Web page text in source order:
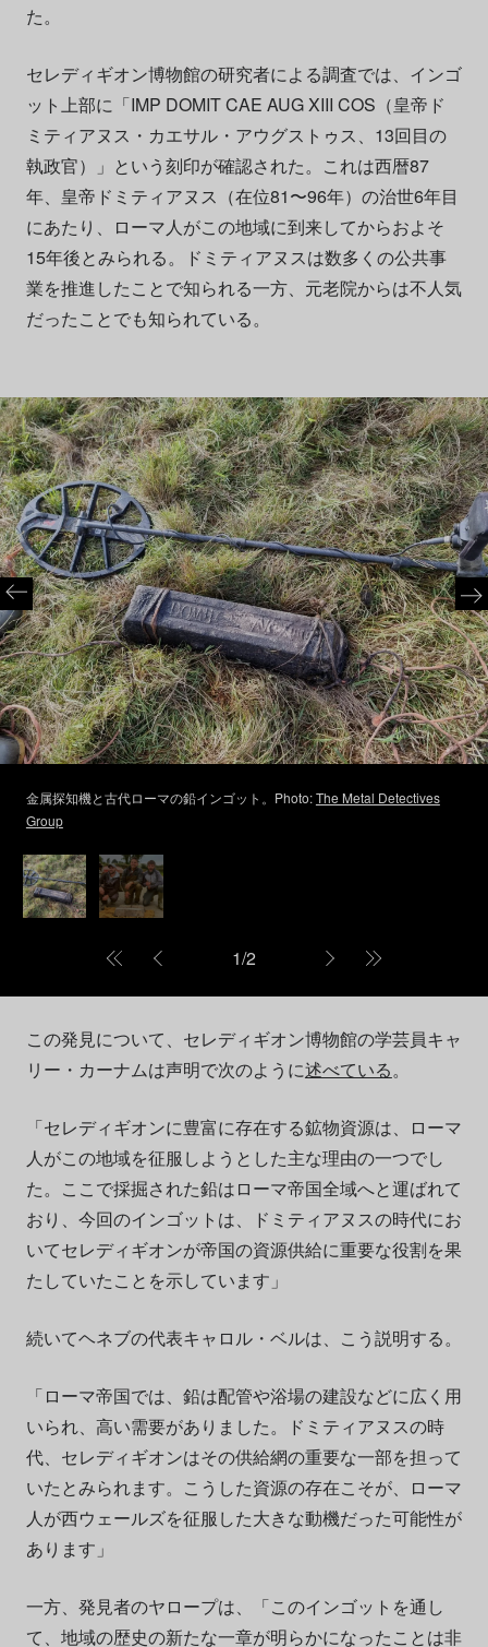
た。
セレディギオン博物館の研究者による調査では、インゴ
ット上部に「IMP DOMIT CAE AUG XIII COS（皇帝ド
ミティアヌス・カエサル・アウグストゥス、13回目の
執政官）」という刻印が確認された。これは西暦87
年、皇帝ドミティアヌス（在位81〜96年）の治世6年目
にあたり、ローマ人がこの地域に到来してからおよそ
15年後とみられる。ドミティアヌスは数多くの公共事
業を推進したことで知られる一方、元老院からは不人気
だったことでも知られている。
金属探知機と古代ローマの鉛インゴット。Photo:The Metal Detectives
Group
1/2
この発見について、セレディギオン博物館の学芸員キャ
リー・カーナムは声明で次のように述べている。
「セレディギオンに豊富に存在する鉱物資源は、ローマ
人がこの地域を征服しようとした主な理由の一つでし
た。ここで採掘された鉛はローマ帝国全域へと運ばれて
おり、今回のインゴットは、ドミティアヌスの時代にお
いてセレディギオンが帝国の資源供給に重要な役割を果
たしていたことを示しています」
続いてヘネブの代表キャロル・ベルは、こう説明する。
「ローマ帝国では、鉛は配管や浴場の建設などに広く用
いられ、高い需要がありました。ドミティアヌスの時
代、セレディギオンはその供給網の重要な一部を担って
いたとみられます。こうした資源の存在こそが、ローマ
人が西ウェールズを征服した大きな動機だった可能性が
あります」
一方、発見者のヤロープは、「このインゴットを通し
て、地域の歴史の新たな一章が明らかになったことは非